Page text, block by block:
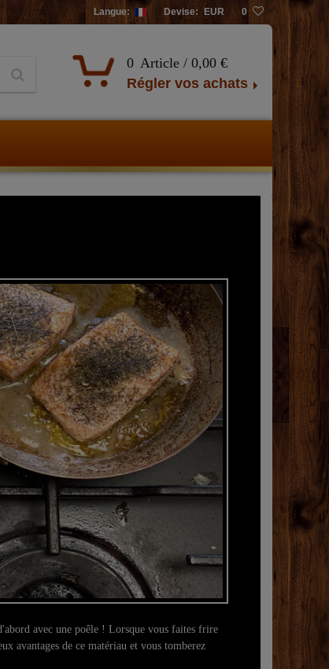
Langue: Devise: EUR 0
0 Article / 0,00 €
Régler vos achats
Cuisiner
Ceux qui
cuivre ne
avec une poêle ! Lorsque vous faites frire
avantages de ce matériau et vous tomberez